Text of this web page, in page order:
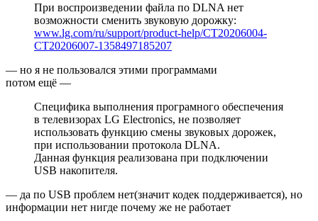
При воспроизведении файла по DLNA нет
возможности сменить звуковую дорожку:
www.lg.com/ru/support/product-help/CT20206004-
CT20206007-1358497185207
— но я не пользовался этими программами
потом ещё —
Специфика выполнения програмного обеспечения
в телевизорах LG Electronics, не позволяет
использовать функцию смены звуковых дорожек,
при использовании протокола DLNA.
Данная функция реализована при подключении
USB накопителя.
— да по USB проблем нет(значит кодек поддерживается), но
информации нет нигде почему же не работает